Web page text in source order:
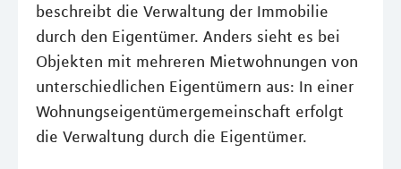
beschreibt die Verwaltung der Immobilie
durch den Eigentümer. Anders sieht es bei
Objekten mit mehreren Mietwohnungen von
unterschiedlichen Eigentümern aus: In einer
Wohnungseigentümergemeinschaft erfolgt
die Verwaltung durch die Eigentümer.